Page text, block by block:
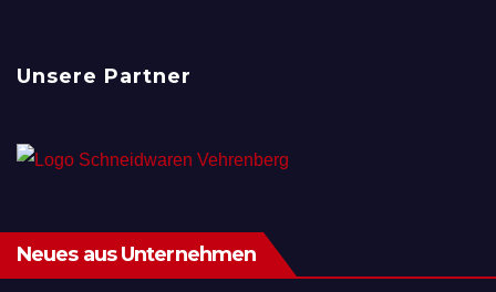
Unsere Partner
Neues aus Unternehmen